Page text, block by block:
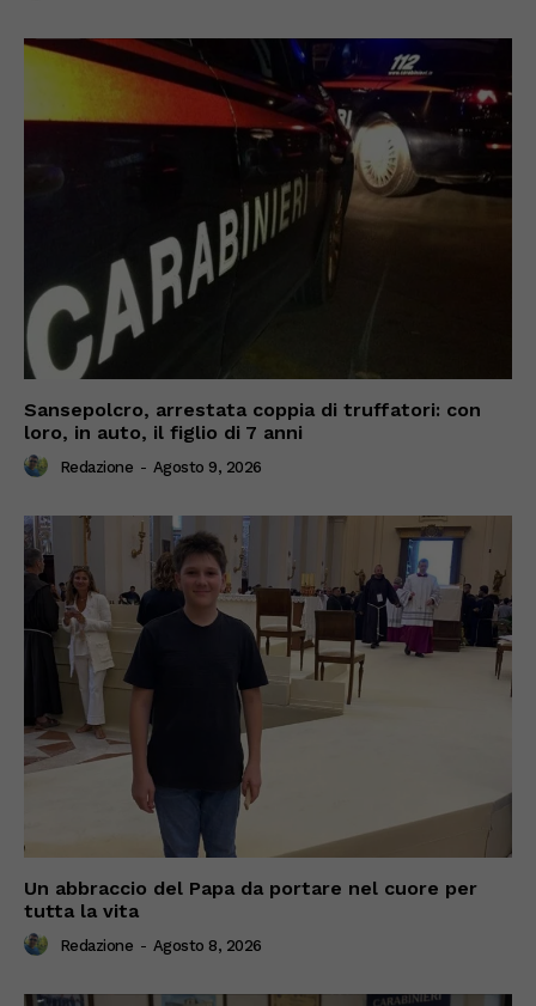
Sansepolcro, arrestata coppia di truffatori: con
loro, in auto, il figlio di 7 anni
Redazione - Agosto 9, 2026
Un abbraccio del Papa da portare nel cuore per
tutta la vita
Redazione - Agosto 8, 2026